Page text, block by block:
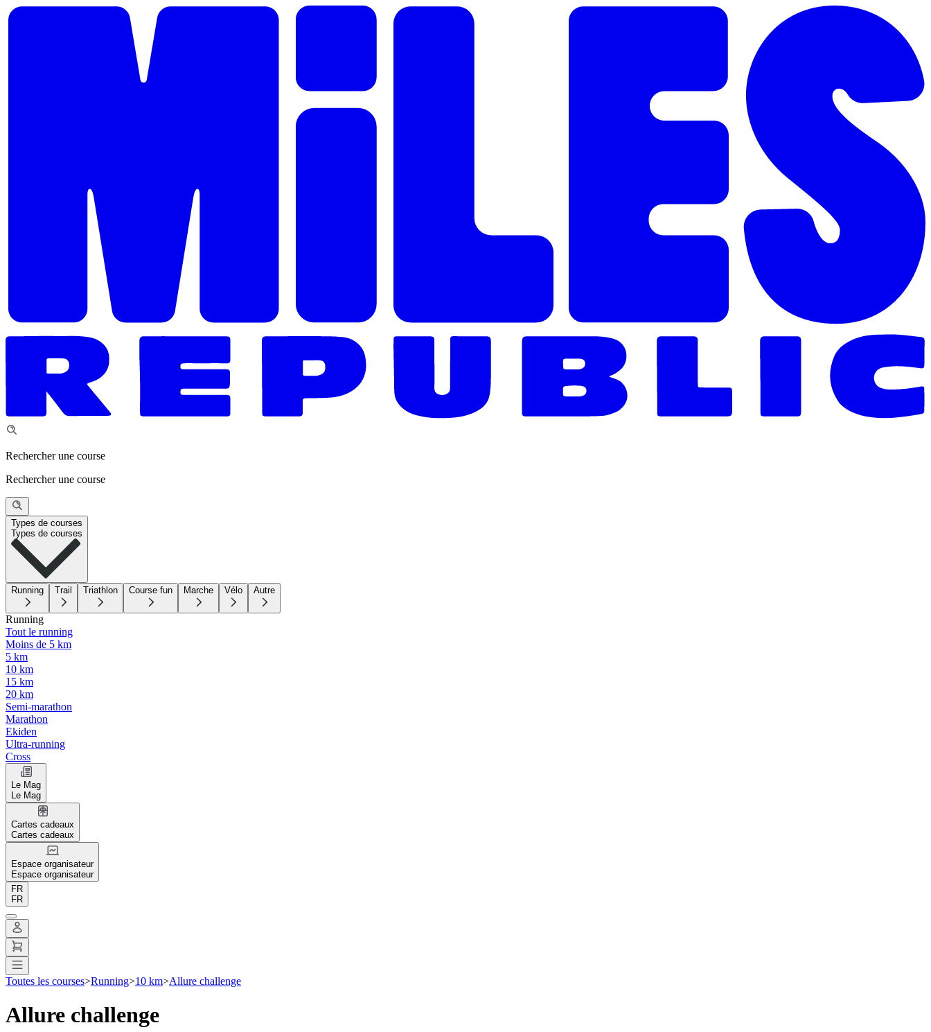
Rechercher une course
Rechercher une course
Types de courses
Types de courses
Running Trail Triathlon Course fun Marche Vélo Autre
Running
Tout le running
Moins de 5 km
5 km
10 km
15 km
20 km
Semi-marathon
Marathon
Ekiden
Ultra-running
Cross
Le Mag
Le Mag
Cartes cadeaux
Cartes cadeaux
Espace organisateur
Espace organisateur
FR
FR
Toutes les courses>Running>10 km>Allure challenge
Allure challenge